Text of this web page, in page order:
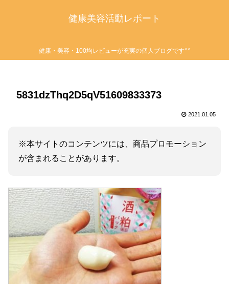
健康美容活動レポート
健康・美容・100均レビューが充実の個人ブログです^^
5831dzThq2D5qV51609833373
2021.01.05
※本サイトのコンテンツには、商品プロモーション
が含まれることがあります。